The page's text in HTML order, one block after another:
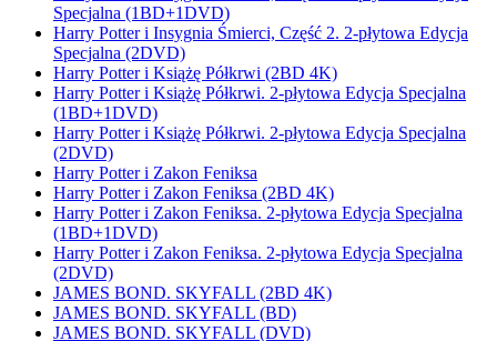
Specjalna (1BD+1DVD)
Harry Potter i Insygnia Śmierci, Część 2. 2-płytowa Edycja
Specjalna (2DVD)
Harry Potter i Książę Półkrwi (2BD 4K)
Harry Potter i Książę Półkrwi. 2-płytowa Edycja Specjalna
(1BD+1DVD)
Harry Potter i Książę Półkrwi. 2-płytowa Edycja Specjalna
(2DVD)
Harry Potter i Zakon Feniksa
Harry Potter i Zakon Feniksa (2BD 4K)
Harry Potter i Zakon Feniksa. 2-płytowa Edycja Specjalna
(1BD+1DVD)
Harry Potter i Zakon Feniksa. 2-płytowa Edycja Specjalna
(2DVD)
JAMES BOND. SKYFALL (2BD 4K)
JAMES BOND. SKYFALL (BD)
JAMES BOND. SKYFALL (DVD)